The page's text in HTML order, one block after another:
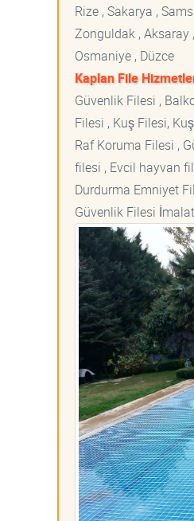
Rize , Sakarya ,
Zonguldak , Aksaray
Osmaniye , Düzce
Kaplan File
Güvenlik Filesi ,
Filesi , Kuş Filesi,
Raf Koruma Filesi ,
filesi , Evcil hayvan
Durdurma Emniyet
Güvenlik Filesi